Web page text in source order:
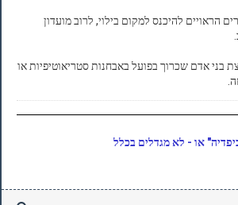
הראויים להיכנס למקום בילוי, לרוב מועדון
בני אדם שכרוך בפועל באבחנות סטריאוטיפיות או
או - לא מגדלים בכלל